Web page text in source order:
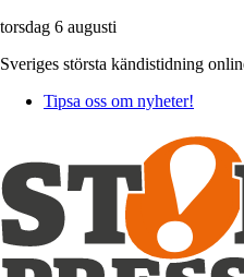
torsdag 6 augusti
Sveriges största kändistidning
Tipsa oss om nyheter!